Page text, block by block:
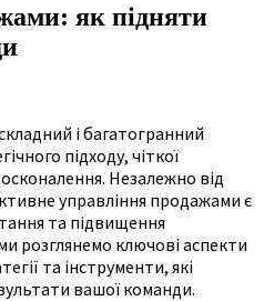
як підняти
і багатогранний
підходу, чіткої
Незалежно від
управління продажами є
та підвищення
розглянемо ключові аспекти
та інструменти, які
вашої команди.